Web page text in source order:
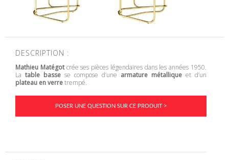
DESCRIPTION :
Mathieu Matégotcrée ses pièces légendaires dans les années 1950.
La table bassese compose d’une armature métalliqueet d’un
plateau en verretrempé.
POSER UNE QUESTION SUR CE PRODUIT >